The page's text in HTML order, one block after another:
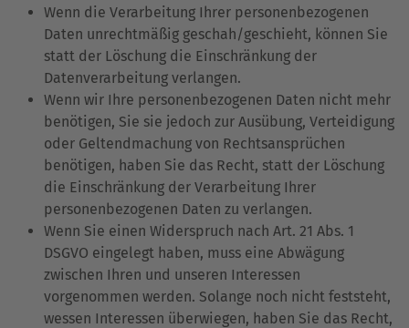
Wenn die Verarbeitung Ihrer personenbezogenen
Daten unrechtmäßig geschah/geschieht, können Sie
statt der Löschung die Einschränkung der
Datenverarbeitung verlangen.
Wenn wir Ihre personenbezogenen Daten nicht mehr
benötigen, Sie sie jedoch zur Ausübung, Verteidigung
oder Geltendmachung von Rechtsansprüchen
benötigen, haben Sie das Recht, statt der Löschung
die Einschränkung der Verarbeitung Ihrer
personenbezogenen Daten zu verlangen.
Wenn Sie einen Widerspruch nach Art. 21 Abs. 1
DSGVO eingelegt haben, muss eine Abwägung
zwischen Ihren und unseren Interessen
vorgenommen werden. Solange noch nicht feststeht,
wessen Interessen überwiegen, haben Sie das Recht,